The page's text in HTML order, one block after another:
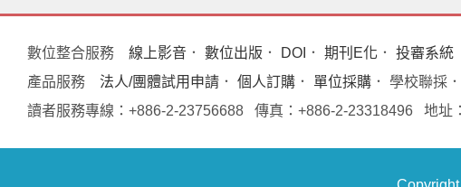
數位整合服務 線上影音 ． 數位出版 ． DOI ． 期刊E化 ． 投審系統
產品服務
法人/團體試用申請 ． 個人訂購 ． 單位採購 ． 學校聯採
讀者服務專線：+886-2-23756688 傳真：+886-2-23318496 地址